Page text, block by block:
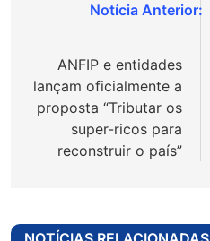
Navegação
Post
ANFIP e entidades
lançam oficialmente a
proposta “Tributar os
super-ricos para
reconstruir o país”